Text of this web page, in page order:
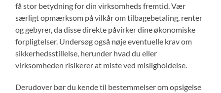
få stor betydning for din virksomheds fremtid. Vær
særligt opmærksom på vilkår om tilbagebetaling, renter
og gebyrer, da disse direkte påvirker dine økonomiske
forpligtelser. Undersøg også nøje eventuelle krav om
sikkerhedsstillelse, herunder hvad du eller
virksomheden risikerer at miste ved misligholdelse.
Derudover bør du kende til bestemmelser om opsigelse